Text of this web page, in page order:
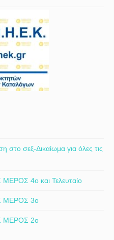
σεξ-Δικαίωμα για όλες τις
4ο και Τελευταίο
ΜΕΡΟΣ 3ο
ΜΕΡΟΣ 2ο